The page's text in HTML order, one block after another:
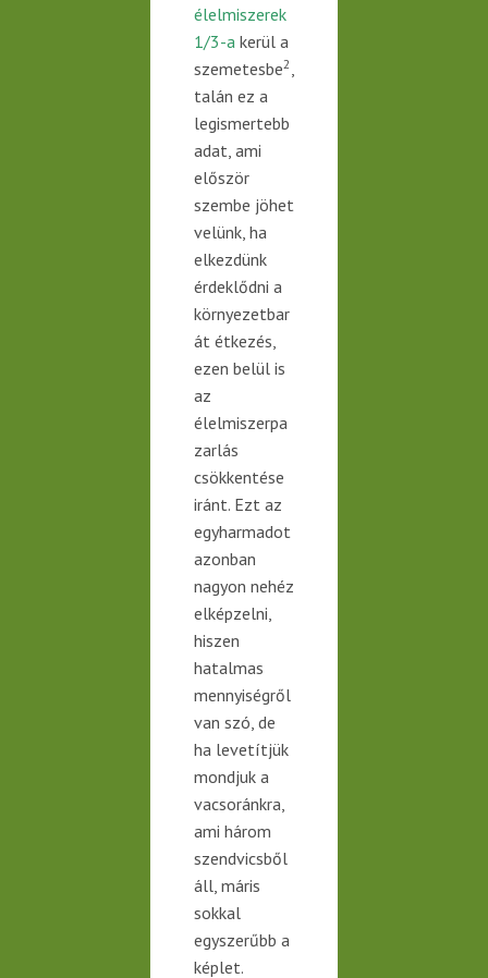
élelmiszerek
1/3-akerül a
szemetesbe2 ,
talán ez a
legismertebb
adat, ami
először
szembe jöhet
velünk, ha
elkezdünk
érdeklődni a
környezetbar
át étkezés,
ezen belül is
az
élelmiszerpa
zarlás
csökkentése
iránt. Ezt az
egyharmadot
azonban
nagyon nehéz
elképzelni,
hiszen
hatalmas
mennyiségről
van szó, de
ha levetítjük
mondjuk a
vacsoránkra,
ami három
szendvicsből
áll, máris
sokkal
egyszerűbb a
képlet.